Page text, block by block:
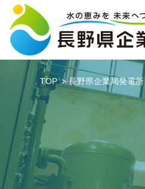
TOP 長野県企業局発電所